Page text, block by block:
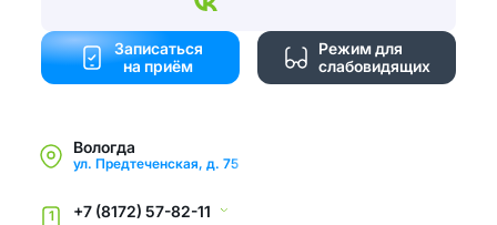
Режим для
слабовидящих
Записаться
на приём
Вологда
ул. Предтеченская, д. 75
1 +7 (8172) 57-82-11